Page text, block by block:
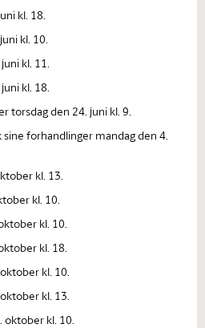
kl. 18.
kl. 10.
kl. 11.
kl. 18.
torsdag den 24. juni kl. 9.
forhandlinger mandag den 4.
kl. 13.
kl. 10.
kl. 10.
kl. 18.
kl. 10.
kl. 13.
oktober kl. 10.